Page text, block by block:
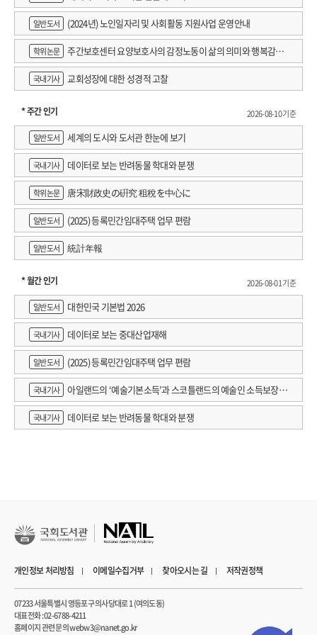
일반도서 (2024년) 노인일자리 및 사회활동 지원사업 운영안내
학위논문
주간보호센터 요양보호사의 감정노동이 삶의 의미와 행복감에
미치는 영향 : 직무스트레스의 매개효과 검증
국내기사 교회성장에 대한 성경적 고찰
* 주간 인기
2026-08-10 기준
일반도서
세계의 도시와 도서관 한눈에 보기
국내기사 데이터로 보는 반려동물 학대와 분쟁
학위논문 唐宋財政史の硏究 租稅を中心に
일반도서 (2025) 등록민간임대주택 업무 편람
일반도서 統計年報
* 월간 인기
2026-08-01 기준
일반도서
대한민국 기본법 2026
국내기사 데이터로 보는 중대산업재해
일반도서 (2025) 등록민간임대주택 업무 편람
국내기사
아일랜드의 ‘예술기본소득’과 스코틀랜드의 예술인 소득보장정
책 논의
국내기사 데이터로 보는 반려동물 학대와 분쟁
개인정보 처리방침 이메일수집거부 찾아오시는 길 저작권정책
07233 서울특별시 영등포구 의사당대로 1 (여의도동)
대표전화 : 02-6788-4211
홈페이지 관련 문의 webw3@nanet.go.kr